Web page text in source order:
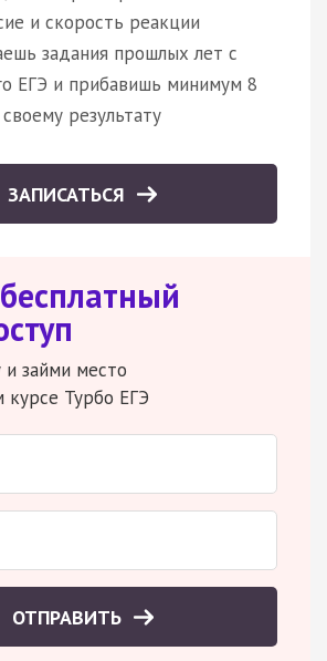
и скорость реакции
задания прошлых лет с
ЕГЭ и прибавишь минимум 8
результату
ЗАПИСАТЬСЯ
и займи место
курсе Турбо ЕГЭ
ОТПРАВИТЬ